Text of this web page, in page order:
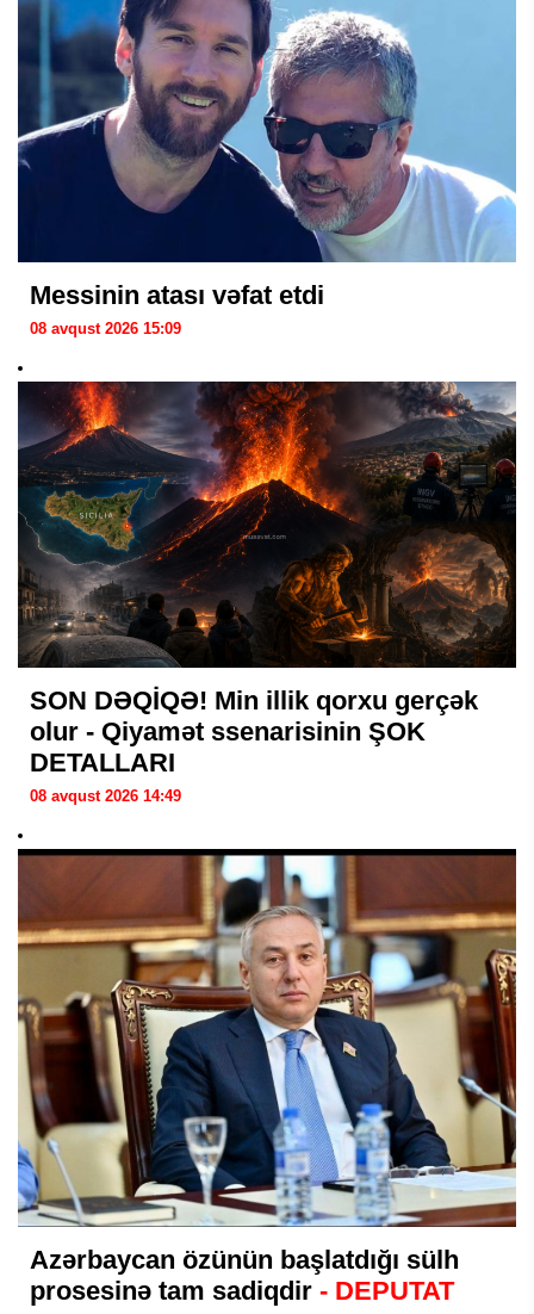
Messinin atası vəfat etdi
08 avqust 2026 15:09
SON DƏQİQƏ! Min illik qorxu gerçək
olur - Qiyamət ssenarisinin ŞOK
DETALLARI
08 avqust 2026 14:49
Azərbaycan özünün başlatdığı sülh
prosesinə tam sadiqdir - DEPUTAT